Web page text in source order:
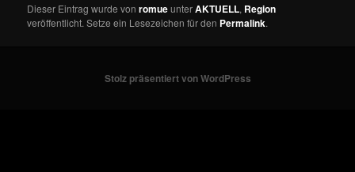
Dieser Eintrag wurde vonromueunterAKTUELL, Region
veröffentlicht. Setze ein Lesezeichen für den Permalink.
Stolz präsentiert von WordPress